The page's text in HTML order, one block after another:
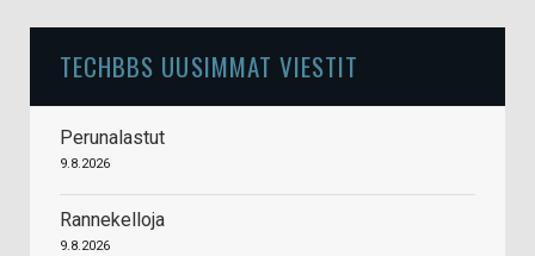
TECHBBS UUSIMMAT VIESTIT
Perunalastut
9.8.2026
Rannekelloja
9.8.2026